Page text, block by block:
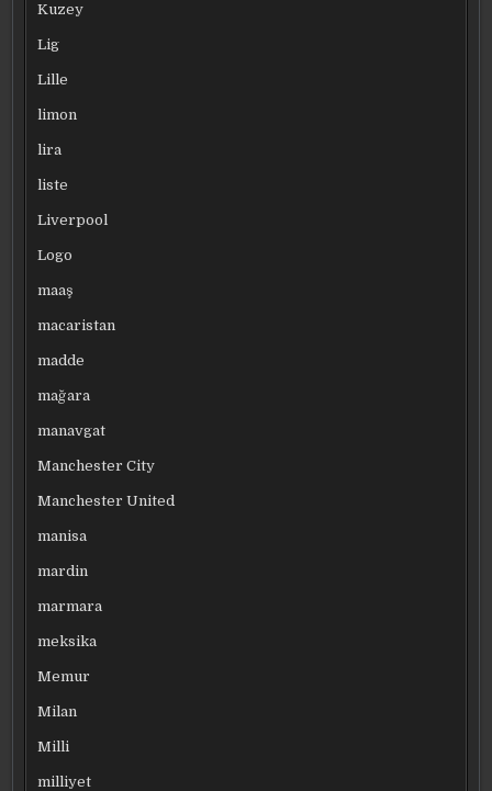
Kuzey
Lig
Lille
limon
lira
liste
Liverpool
Logo
maaş
macaristan
madde
mağara
manavgat
Manchester City
Manchester United
manisa
mardin
marmara
meksika
Memur
Milan
Milli
milliyet